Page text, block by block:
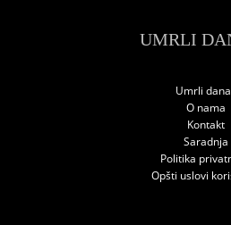
UMRLI
Umrli
O nama
Kontakt
Saradnja
Politika
Opšti uslovi